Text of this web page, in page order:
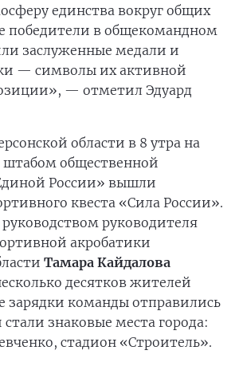
единства вокруг общих
победители в общекомандном
заслуженные медали и
— символы их активной
— отметил Эдуард
области в 8 утра на
штабом общественной
России» вышли
квеста «Сила России».
руководителя
акробатики
Тамара Кайдалова
десятков жителей
зарядки команды отправились
знаковые места города:
стадион «Строитель».